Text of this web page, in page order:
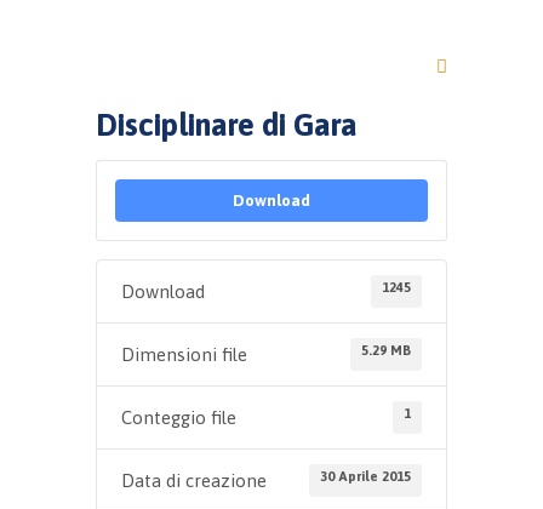
Disciplinare di Gara
Download
Download 1245
Dimensioni file 5.29 MB
Conteggio file 1
Data di creazione 30 Aprile 2015